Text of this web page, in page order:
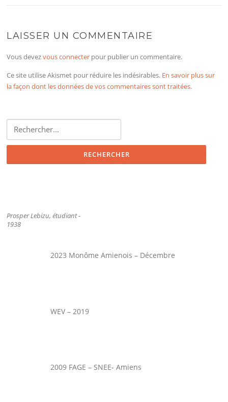
LAISSER UN COMMENTAIRE
Vous devezvous connecter pour publier un commentaire.
Ce site utilise Akismet pour réduire les indésirables. En savoir plus sur
la façon dont les données de vos commentaires sont traitées.
Rechercher :
Prosper Lebizu, étudiant -
1938
2023 Monôme Amienois – Décembre
WEV – 2019
2009 FAGE – SNEE- Amiens